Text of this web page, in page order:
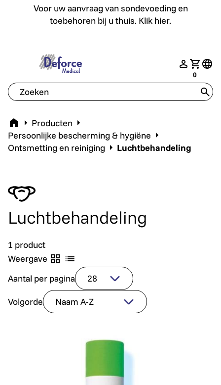
Voor uw aanvraag van sondevoeding en
toebehoren bij u thuis. Klik hier.
Voor uw aanvraag van sondevoeding en toebehoren bij
nav.login
Jouw
0
deforce.togglemenu
Home Producten
Persoonlijke bescherming & hygiëne
Ontsmetting en reiniging
Luchtbehandeling
Luchtbehandeling
1 product
Weergave
Aantal per pagina
Volgorde